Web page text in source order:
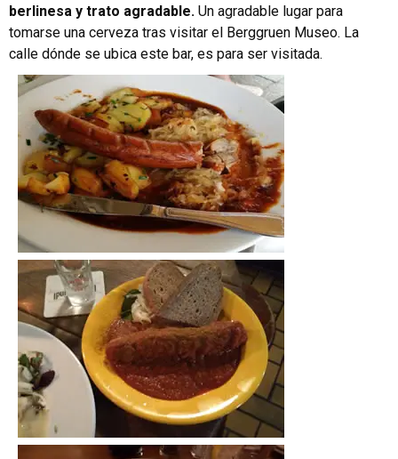
berlinesa y trato agradable. Un agradable lugar para
tomarse una cerveza tras visitar el Berggruen Museo. La
calle dónde se ubica este bar, es para ser visitada.